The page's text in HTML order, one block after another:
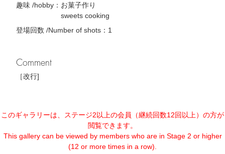
趣味 /hobby： お菓子作り
sweets cooking
登場回数 /Number of shots： 1
Comment
［改行]
このギャラリーは、ステージ2以上の会員（継続回数12回以上）の方が
閲覧できます。
This gallery can be viewed by members who are in Stage 2 or higher
(12 or more times in a row).